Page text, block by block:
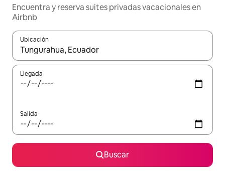
Encuentra y reserva suites privadas vacacionales en
Airbnb
Ubicación
Cuando los resultados estén disponibles, navega con las
Llegada
Salida
Buscar